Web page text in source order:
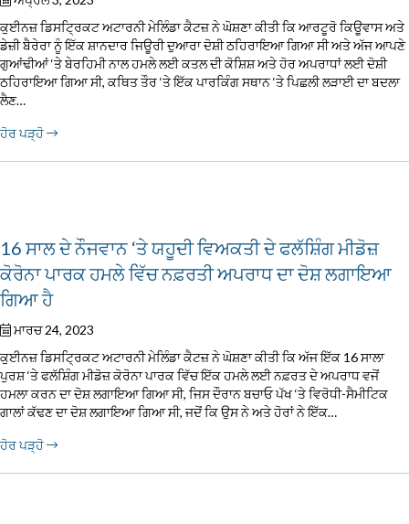
ਕੁਈਨਜ਼ ਡਿਸਟ੍ਰਿਕਟ ਅਟਾਰਨੀ ਮੇਲਿੰਡਾ ਕੈਟਜ਼ ਨੇ ਘੋਸ਼ਣਾ ਕੀਤੀ ਕਿ ਆਰਟੂਰੋ ਕਿਊਵਾਸ ਅਤੇ
ਡੇਜ਼ੀ ਬੈਰੇਰਾ ਨੂੰ ਇੱਕ ਸ਼ਾਨਦਾਰ ਜਿਊਰੀ ਦੁਆਰਾ ਦੋਸ਼ੀ ਠਹਿਰਾਇਆ ਗਿਆ ਸੀ ਅਤੇ ਅੱਜ ਆਪਣੇ
ਗੁਆਂਢੀਆਂ ‘ਤੇ ਬੇਰਹਿਮੀ ਨਾਲ ਹਮਲੇ ਲਈ ਕਤਲ ਦੀ ਕੋਸ਼ਿਸ਼ ਅਤੇ ਹੋਰ ਅਪਰਾਧਾਂ ਲਈ ਦੋਸ਼ੀ
ਠਹਿਰਾਇਆ ਗਿਆ ਸੀ, ਕਥਿਤ ਤੌਰ ‘ਤੇ ਇੱਕ ਪਾਰਕਿੰਗ ਸਥਾਨ ‘ਤੇ ਪਿਛਲੀ ਲੜਾਈ ਦਾ ਬਦਲਾ
ਲੈਣ…
ਹੋਰ ਪੜ੍ਹੋ
16 ਸਾਲ ਦੇ ਨੌਜਵਾਨ ‘ਤੇ ਯਹੂਦੀ ਵਿਅਕਤੀ ਦੇ ਫਲੱਸ਼ਿੰਗ ਮੀਡੋਜ਼
ਕੋਰੋਨਾ ਪਾਰਕ ਹਮਲੇ ਵਿੱਚ ਨਫ਼ਰਤੀ ਅਪਰਾਧ ਦਾ ਦੋਸ਼ ਲਗਾਇਆ
ਗਿਆ ਹੈ
ਮਾਰਚ 24, 2023
ਕੁਈਨਜ਼ ਡਿਸਟ੍ਰਿਕਟ ਅਟਾਰਨੀ ਮੇਲਿੰਡਾ ਕੈਟਜ਼ ਨੇ ਘੋਸ਼ਣਾ ਕੀਤੀ ਕਿ ਅੱਜ ਇੱਕ 16 ਸਾਲਾ
ਪੁਰਸ਼ ‘ਤੇ ਫਲੱਸ਼ਿੰਗ ਮੀਡੋਜ਼ ਕੋਰੋਨਾ ਪਾਰਕ ਵਿੱਚ ਇੱਕ ਹਮਲੇ ਲਈ ਨਫ਼ਰਤ ਦੇ ਅਪਰਾਧ ਵਜੋਂ
ਹਮਲਾ ਕਰਨ ਦਾ ਦੋਸ਼ ਲਗਾਇਆ ਗਿਆ ਸੀ, ਜਿਸ ਦੌਰਾਨ ਬਚਾਓ ਪੱਖ ‘ਤੇ ਵਿਰੋਧੀ-ਸੈਮੀਟਿਕ
ਗਾਲਾਂ ਕੱਢਣ ਦਾ ਦੋਸ਼ ਲਗਾਇਆ ਗਿਆ ਸੀ, ਜਦੋਂ ਕਿ ਉਸ ਨੇ ਅਤੇ ਹੋਰਾਂ ਨੇ ਇੱਕ…
ਹੋਰ ਪੜ੍ਹੋ